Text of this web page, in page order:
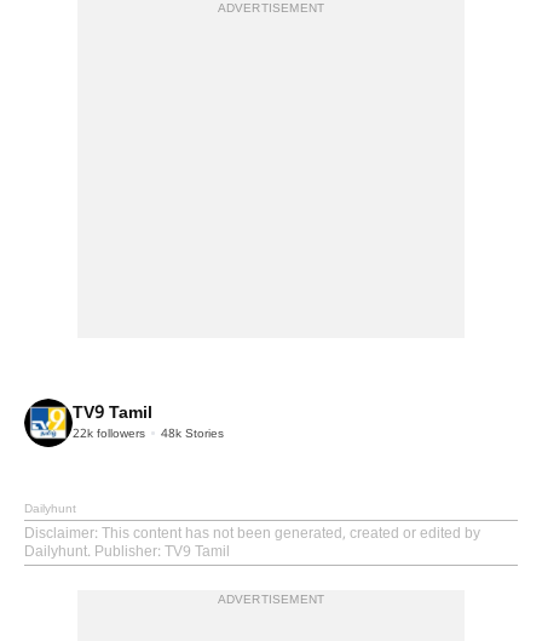
ADVERTISEMENT
TV9 Tamil
22k followers 48k Stories
Dailyhunt
Disclaimer: This content has not been generated, created or edited by
Dailyhunt. Publisher: TV9 Tamil
ADVERTISEMENT